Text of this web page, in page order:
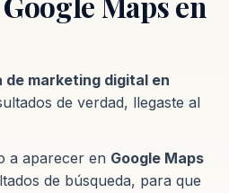
de marketing digital en
de verdad, llegaste al
a aparecer en Google Maps
de búsqueda, para que